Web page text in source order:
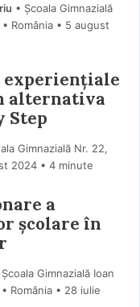
• Școala Gimnazială
România
5 august
alternativa
Step
Gimnazială Nr. 22,
2024 • 4 minute
a
școlare în
Școala Gimnazială Ioan
România
28 iulie